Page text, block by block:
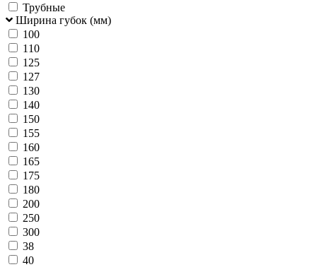
Трубные
Ширина губок (мм)
100
110
125
127
130
140
150
155
160
165
175
180
200
250
300
38
40